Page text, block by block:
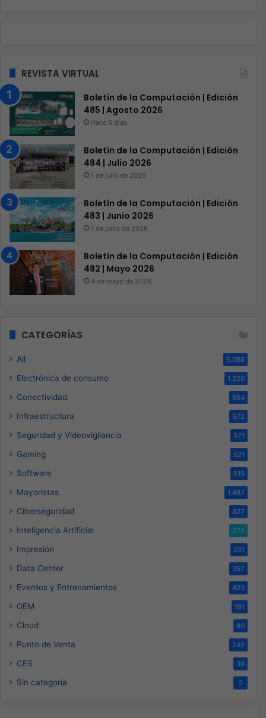
REVISTA VIRTUAL
Boletín de la Computación | Edición
485 | Agosto 2026
Hace 6 días
Boletín de la Computación | Edición
484 | Julio 2026
1 de julio de 2026
Boletín de la Computación | Edición
483 | Junio 2026
1 de junio de 2026
Boletín de la Computación | Edición
482 | Mayo 2026
4 de mayo de 2026
CATEGORÍAS
All 5.088
Electrónica de consumo 1.220
Conectividad 654
Infraestructura 572
Seguridad y Videovigilancia 571
Gaming 521
Software 519
Mayoristas 1.467
Ciberseguridad 427
Inteligencia Artificial 272
Impresión 231
Data Center 357
Eventos y Entrenamientos 423
OEM 191
Cloud 80
Punto de Venta 245
CES 39
Sin categoría 2